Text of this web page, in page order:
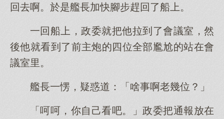
回去啊。於是艦長加快腳步趕回了船上。
一回船上，政委就把他拉到了會議室，然
後他就看到了前主炮的四位全部尷尬的站在會
議室里。
艦長一愣，疑惑道：「啥事啊老幾位？」
「呵呵，你自己看吧。」政委把通報放在